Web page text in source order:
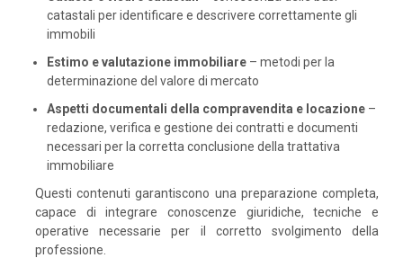
catastali per identificare e descrivere correttamente gli
immobili
Estimo e valutazione immobiliare – metodi per la
determinazione del valore di mercato
Aspetti documentali della compravendita e locazione –
redazione, verifica e gestione dei contratti e documenti
necessari per la corretta conclusione della trattativa
immobiliare
Questi contenuti garantiscono una preparazione completa,
capace di integrare conoscenze giuridiche, tecniche e
operative necessarie per il corretto svolgimento della
professione.